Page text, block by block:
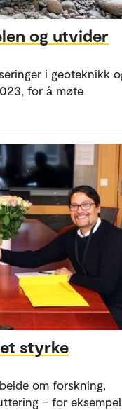
og utvider
i geoteknikk
for å møte
styrke
om forskning,
– for